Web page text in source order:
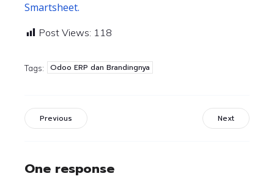
Smartsheet.
Post Views: 118
Tags: Odoo ERP dan Brandingnya
Previous Next
One response